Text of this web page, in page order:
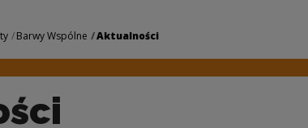
Centrum
Barwy Wspólne Aktualności